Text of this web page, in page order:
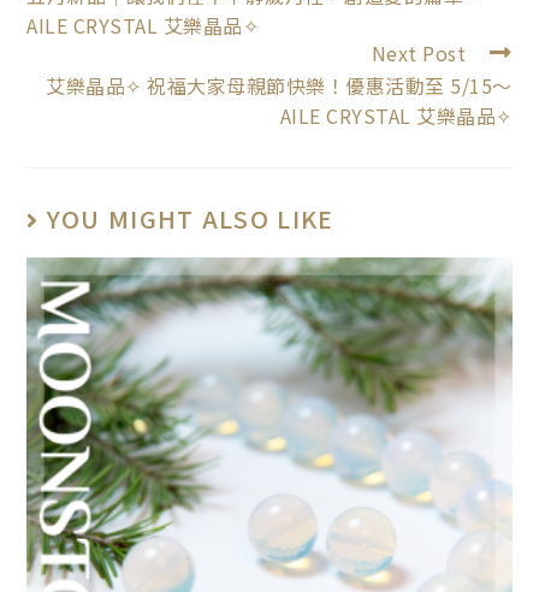
AILE CRYSTAL 艾樂晶品✧
Next Post
艾樂晶品✧ 祝福大家母親節快樂！優惠活動至 5/15～
AILE CRYSTAL 艾樂晶品✧
YOU MIGHT ALSO LIKE